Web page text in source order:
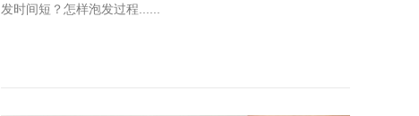
发时间短？怎样泡发过程......